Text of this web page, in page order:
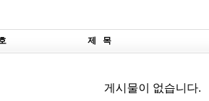
제 목
게시물이 없습니다.